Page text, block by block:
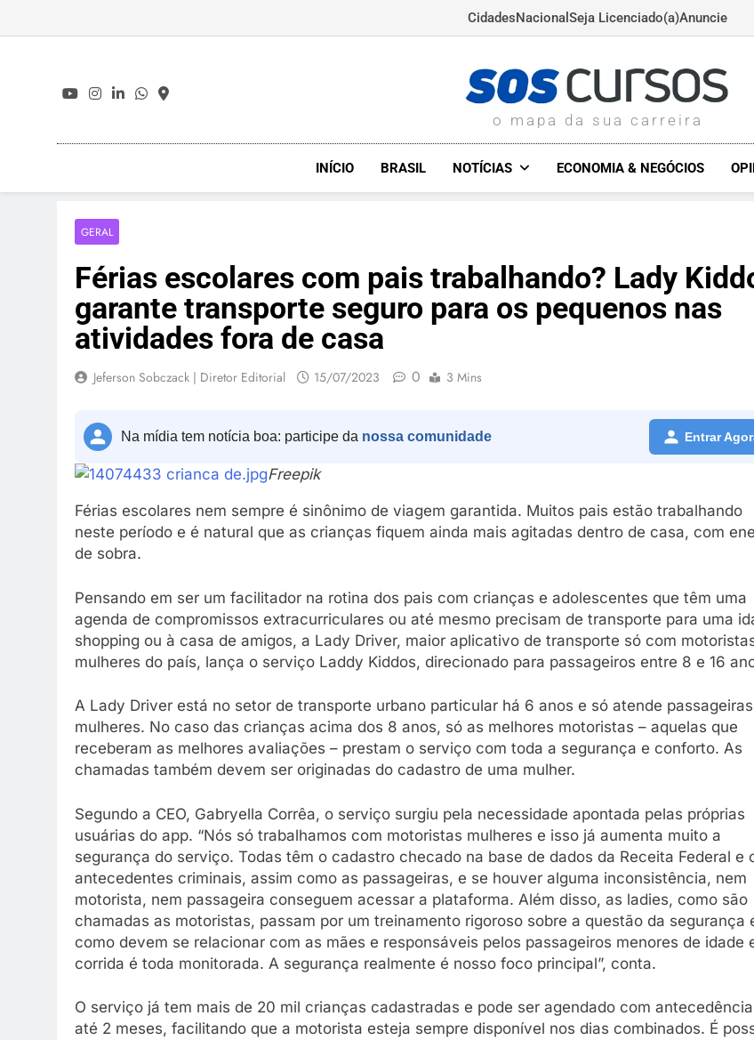
CidadesNacional Seja Licenciado(a)Anuncie
SOSCURSOS.COM.BR
o mapa da sua carreira
INÍCIO BRASIL NOTÍCIAS ECONOMIA & NEGÓCIOS
GERAL
Férias escolares com pais trabalhando? Lady
garante transporte seguro para os pequenos nas
atividades fora de casa
Jeferson Sobczack | Diretor Editorial 15/07/2023 0 3 Mins
Na mídia tem notícia boa: participe da nossa comunidade Entrar
Freepik
Férias escolares nem sempre é sinônimo de viagem garantida. Muitos pais estão trabalhando
neste período e é natural que as crianças fiquem ainda mais agitadas dentro de casa, com
de sobra.
Pensando em ser um facilitador na rotina dos pais com crianças e adolescentes que têm uma
agenda de compromissos extracurriculares ou até mesmo precisam de transporte para uma
shopping ou à casa de amigos, a Lady Driver, maior aplicativo de transporte só com
mulheres do país, lança o serviço Laddy Kiddos, direcionado para passageiros entre 8 e 16
A Lady Driver está no setor de transporte urbano particular há 6 anos e só atende passageiras
mulheres. No caso das crianças acima dos 8 anos, só as melhores motoristas – aquelas que
receberam as melhores avaliações – prestam o serviço com toda a segurança e conforto. As
chamadas também devem ser originadas do cadastro de uma mulher.
Segundo a CEO, Gabryella Corrêa, o serviço surgiu pela necessidade apontada pelas próprias
usuárias do app. “Nós só trabalhamos com motoristas mulheres e isso já aumenta muito a
segurança do serviço. Todas têm o cadastro checado na base de dados da Receita Federal e
antecedentes criminais, assim como as passageiras, e se houver alguma inconsistência, nem
motorista, nem passageira conseguem acessar a plataforma. Além disso, as ladies, como são
chamadas as motoristas, passam por um treinamento rigoroso sobre a questão da segurança
como devem se relacionar com as mães e responsáveis pelos passageiros menores de idade
corrida é toda monitorada. A segurança realmente é nosso foco principal”, conta.
O serviço já tem mais de 20 mil crianças cadastradas e pode ser agendado com
até 2 meses, facilitando que a motorista esteja sempre disponível nos dias combinados. É